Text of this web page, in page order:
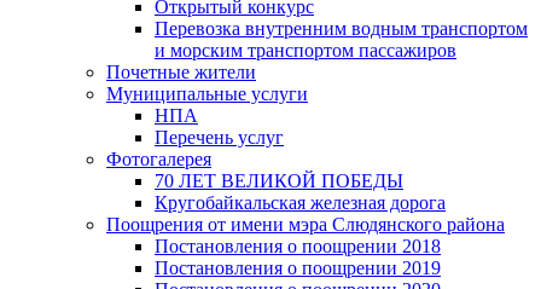
Открытый конкурс
Перевозка внутренним водным транспортом
и морским транспортом пассажиров
Почетные жители
Муниципальные услуги
НПА
Перечень услуг
Фотогалерея
70 ЛЕТ ВЕЛИКОЙ ПОБЕДЫ
Кругобайкальская железная дорога
Поощрения от имени мэра Слюдянского района
Постановления о поощрении 2018
Постановления о поощрении 2019